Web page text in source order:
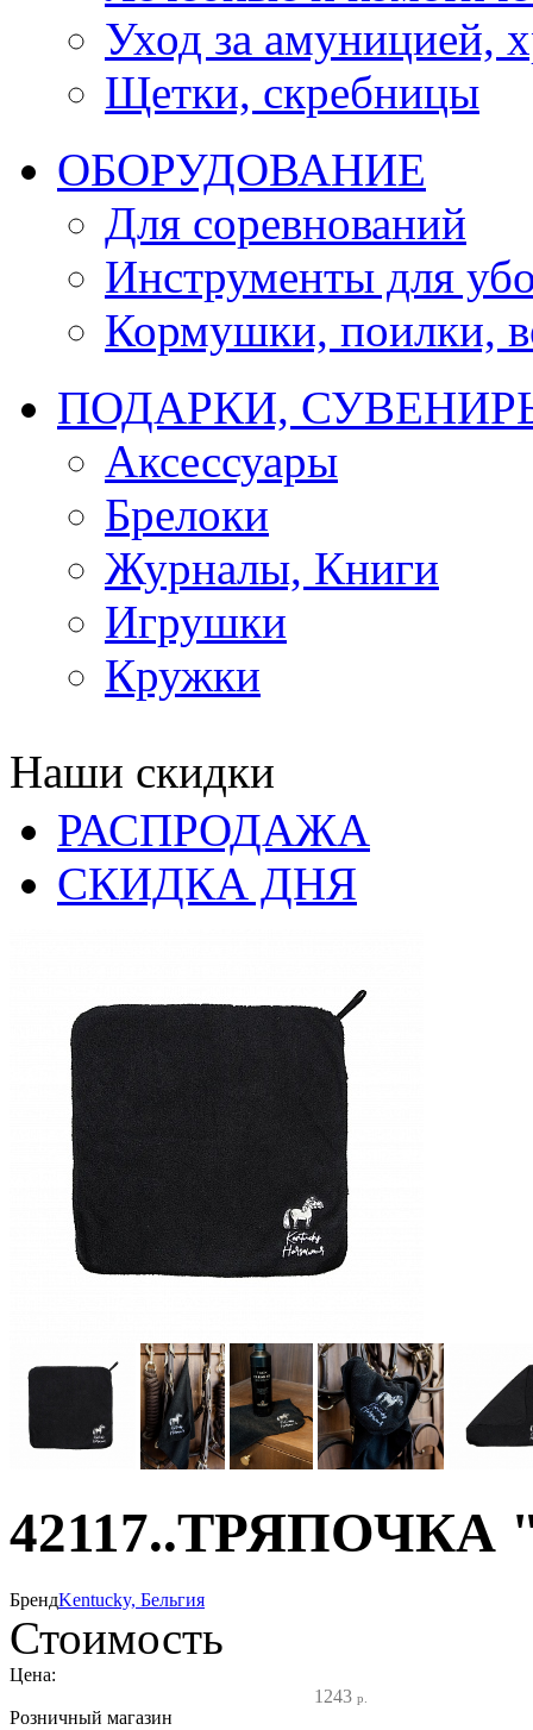
Уход за амуницией,
Щетки, скребницы
ОБОРУДОВАНИЕ
Для соревнований
Инструменты для
Кормушки, поилки,
ПОДАРКИ,
Аксессуары
Брелоки
Журналы, Книги
Игрушки
Кружки
Наши скидки
РАСПРОДАЖА
СКИДКА ДНЯ
42117..ТРЯПОЧКА
БрендKentucky, Бельгия
Стоимость
Цена:
Розничный магазин
1243 р.